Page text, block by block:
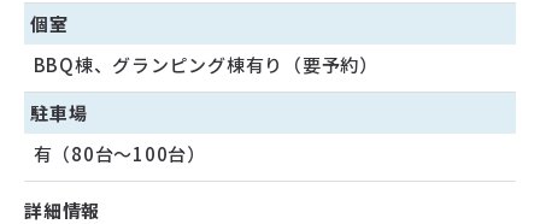
個室
BBQ棟、グランピング棟有り（要予約）
駐車場
有（80台〜100台）
詳細情報